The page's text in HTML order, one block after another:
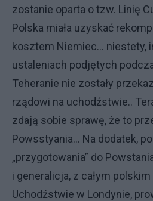
zostanie oparta o tzw. Linię
Polska miała uzyskać
kosztem Niemiec... niestety,
ustaleniach podjętych
Teheranie nie zostały
rządowi na uchodźstwie..
zdają sobie sprawę, że to
Powsstyania... Na dodatek,
„przygotowania” do
i generalicja, z całym
Uchodźstwie w Londynie,